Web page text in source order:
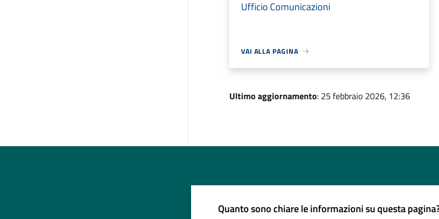
Ufficio Comunicazioni
VAI ALLA PAGINA
Ultimo aggiornamento: 25 febbraio 2026, 12:36
Quanto sono chiare le informazioni su questa